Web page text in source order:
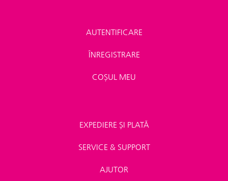
AUTENTIFICARE
ÎNREGISTRARE
COȘUL MEU
EXPEDIERE ȘI PLATĂ
SERVICE & SUPPORT
AJUTOR